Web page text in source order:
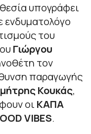
υπογράφει
του
Γιώργου
τον
παραγωγής
Κουκάς,
οι ΚΑΠΑ
VIBES.